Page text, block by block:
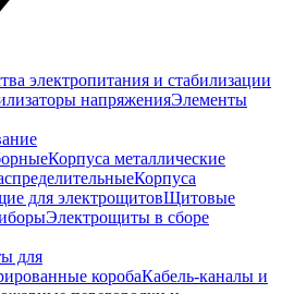
электропитания и стабилизации
напряженияЭлементы
Корпуса металлические
Корпуса
для электрощитовЩитовые
Электрощиты в сборе
для
коробаКабель-каналы и